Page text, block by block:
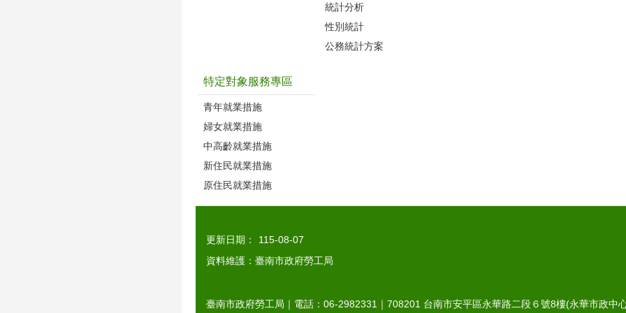
統計分析
性別統計
公務統計方案
特定對象服務專區
青年就業措施
婦女就業措施
中高齡就業措施
新住民就業措施
原住民就業措施
更新日期：
115-08-07
資料維護：臺南市政府勞工局
臺南市政府勞工局｜電話：06-2982331｜ 708201 台南市安平區永華路二段６號8樓(永華市政中